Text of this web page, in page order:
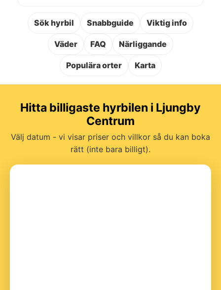
Sök hyrbil Snabbguide Viktig info
Väder FAQ Närliggande
Populära orter Karta
Hitta billigaste hyrbilen i Ljungby
Centrum
Välj datum - vi visar priser och villkor så du kan boka
rätt (inte bara billigt).